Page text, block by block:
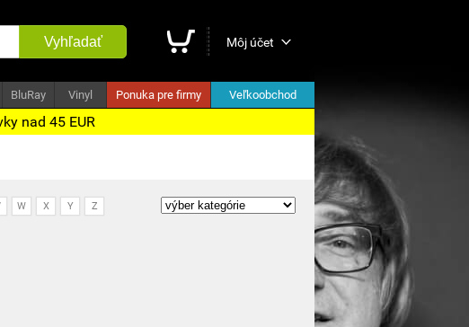
Vyhľadať Môj účet
BluRay Vinyl Ponuka pre firmy Veľkoobchod
nad 45 EUR
W X Y Z